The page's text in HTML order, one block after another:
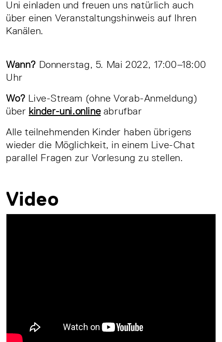
Uni einladen und freuen uns natürlich auch
über einen Veranstaltungshinweis auf Ihren
Kanälen.
Wann? Donnerstag, 5. Mai 2022, 17:00–18:00
Uhr
Wo? Live-Stream (ohne Vorab-Anmeldung)
über kinder-uni.onlineabrufbar
Alle teilnehmenden Kinder haben übrigens
wieder die Möglichkeit, in einem Live-Chat
parallel Fragen zur Vorlesung zu stellen.
Video